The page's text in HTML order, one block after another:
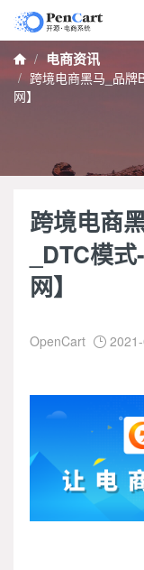
 电商资讯
跨境电商黑马_品牌
网】
跨境电商
_DTC模
网】
OpenCart 